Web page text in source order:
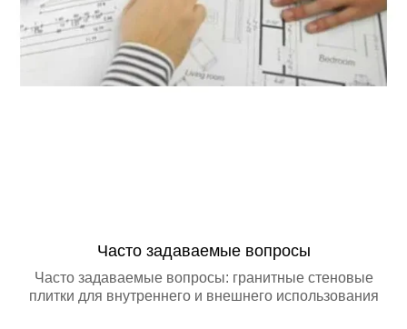
Часто задаваемые вопросы
Часто задаваемые вопросы: гранитные стеновые
плитки для внутреннего и внешнего использования